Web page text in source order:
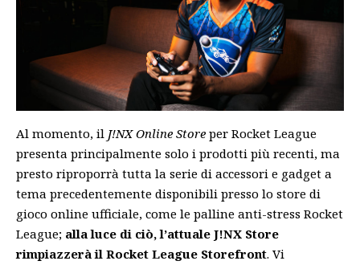
Al momento, il J!NX Online Store per Rocket League
presenta principalmente solo i prodotti più recenti, ma
presto riproporrà tutta la serie di accessori e gadget a
tema precedentemente disponibili presso lo store di
gioco online ufficiale, come le palline anti-stress Rocket
League; alla luce di ciò, l’attuale J!NX Store
rimpiazzerà il Rocket League Storefront. Vi